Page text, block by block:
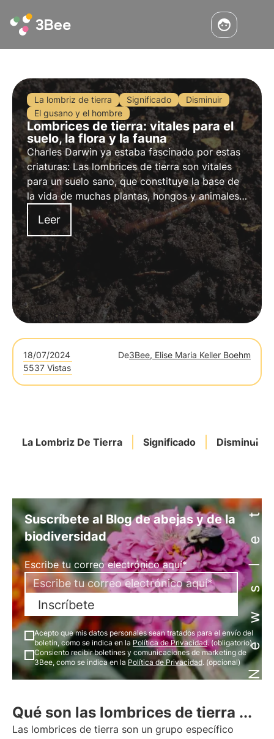
La lombriz de tierra Significado
Disminuir
El gusano y el hombre
Lombrices de tierra: vitales para el
suelo, la flora y la fauna
Charles Darwin ya estaba fascinado por estas
criaturas: Las lombrices de tierra son vitales
para un suelo sano, que constituye la base de
la vida de muchas plantas, hongos y animales.
Sólo un suelo sano puede ser también la base
de su utilización para procesos agrícolas.
Leer
18/07/2024 De3Bee, Elise Maria Keller Boehm
5537 Vistas
La Lombriz De Tierra Significado Disminuir
Newsletter
Suscríbete al Blog de abejas y de la
biodiversidad
Escribe tu correo electrónico aquí*
Inscríbete
Acepto que mis datos personales sean tratados para el envío del
boletín, como se indica en la Política de Privacidad. (obligatorio)
Consiento recibir boletines y comunicaciones de marketing de
3Bee, como se indica en la Política de Privacidad. (opcional)
Qué son las lombrices de tierra ...
Las lombrices de tierra son un grupo específico